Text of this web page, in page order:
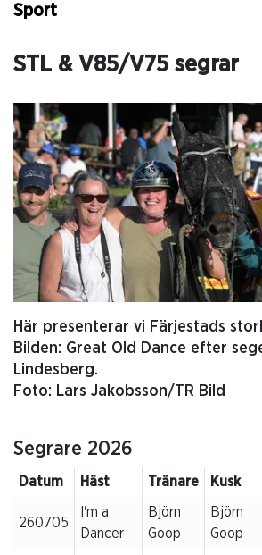
Sport
STL & V85/V75 segrar
Här presenterar vi Färjestads
Bilden: Great Old Dance efter
Lindesberg.
Foto: Lars Jakobsson/TR Bild
Segrare 2026
Datum Häst Tränare Kusk
260705
I'm a
Dancer
Björn
Goop
Björn
Goop